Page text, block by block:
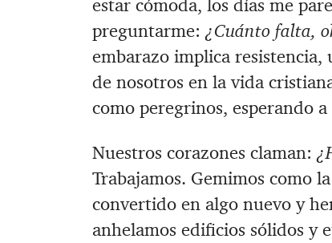
estar cómoda, los días me
preguntarme: ¿Cuánto falta,
embarazo implica
de nosotros en la vida
como peregrinos, esperando
Nuestros corazones claman:
Trabajamos. Gemimos como
convertido en algo nuevo y
anhelamos edificios sólidos y